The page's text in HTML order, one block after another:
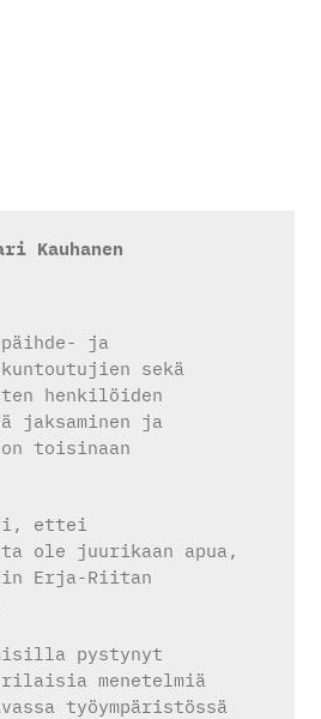
Kauhanen
ja
sekä
henkilöiden
jaksaminen ja
toisinaan
ettei
ole juurikaan apua,
Erja-Riitan
pystynyt
menetelmiä
työympäristössä